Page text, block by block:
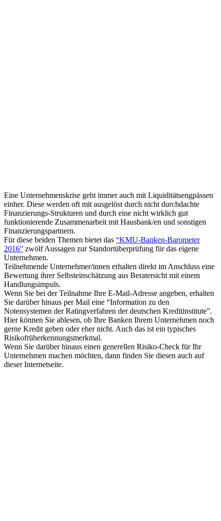
Eine Unternehmenskrise geht immer auch mit Liquiditätsengpässen
einher. Diese werden oft mit ausgelöst durch nicht durchdachte
Finanzierungs-Strukturen und durch eine nicht wirklich gut
funktionierende Zusammenarbeit mit Hausbank/en und sonstigen
Finanzierungspartnern.
Für diese beiden Themen bietet das “KMU-Banken-Barometer
2016” zwölf Aussagen zur Standortüberprüfung für das eigene
Unternehmen.
Teilnehmende Unternehmer/innen erhalten direkt im Anschluss eine
Bewertung ihrer Selbsteinschätzung aus Beratersicht mit einem
Handlungsimpuls.
Wenn Sie bei der Teilnahme Ihre E-Mail-Adresse angeben, erhalten
Sie darüber hinaus per Mail eine “Information zu den
Notensystemen der Ratingverfahren der deutschen Kreditinstitute”.
Hier können Sie ablesen, ob Ihre Banken Ihrem Unternehmen noch
gerne Kredit geben oder eher nicht. Auch das ist ein typisches
Risikofrüherkennungsmerkmal.
Wenn Sie darüber hinaus einen generellen Risiko-Check für Ihr
Unternehmen machen möchten, dann finden Sie diesen auch auf
dieser Internetseite.